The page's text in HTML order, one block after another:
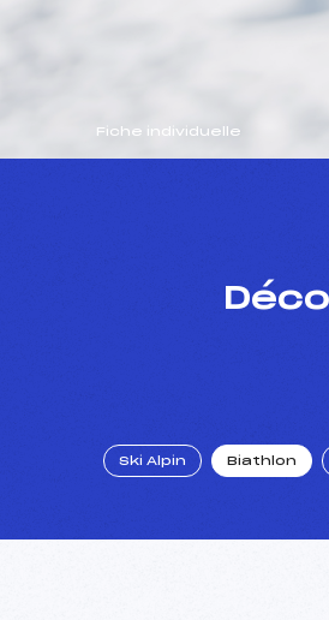
Fiche individuelle
Ski Alpin Biathlon